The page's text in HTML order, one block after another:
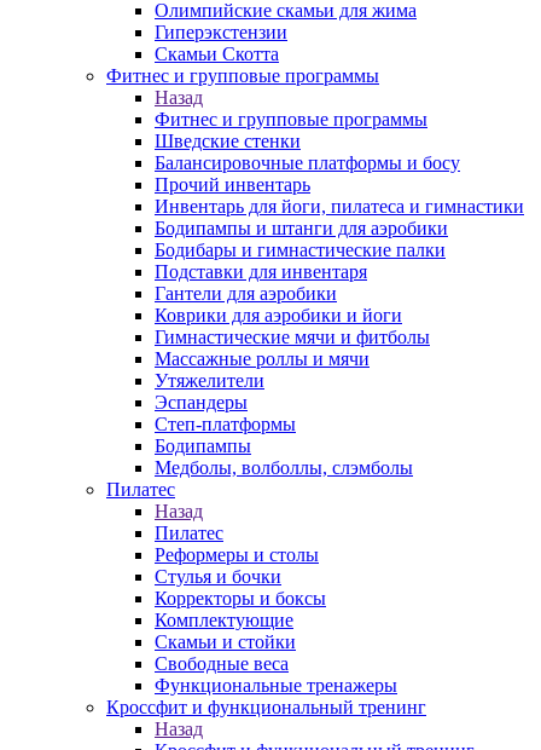
Олимпийские скамьи для жима
Гиперэкстензии
Скамьи Скотта
Фитнес и групповые программы
Назад
Фитнес и групповые программы
Шведские стенки
Балансировочные платформы и босу
Прочий инвентарь
Инвентарь для йоги, пилатеса и гимнастики
Бодипампы и штанги для аэробики
Бодибары и гимнастические палки
Подставки для инвентаря
Гантели для аэробики
Коврики для аэробики и йоги
Гимнастические мячи и фитболы
Массажные роллы и мячи
Утяжелители
Эспандеры
Степ-платформы
Бодипампы
Медболы, волболлы, слэмболы
Пилатес
Назад
Пилатес
Реформеры и столы
Стулья и бочки
Корректоры и боксы
Комплектующие
Скамьи и стойки
Свободные веса
Функциональные тренажеры
Кроссфит и функциональный тренинг
Назад